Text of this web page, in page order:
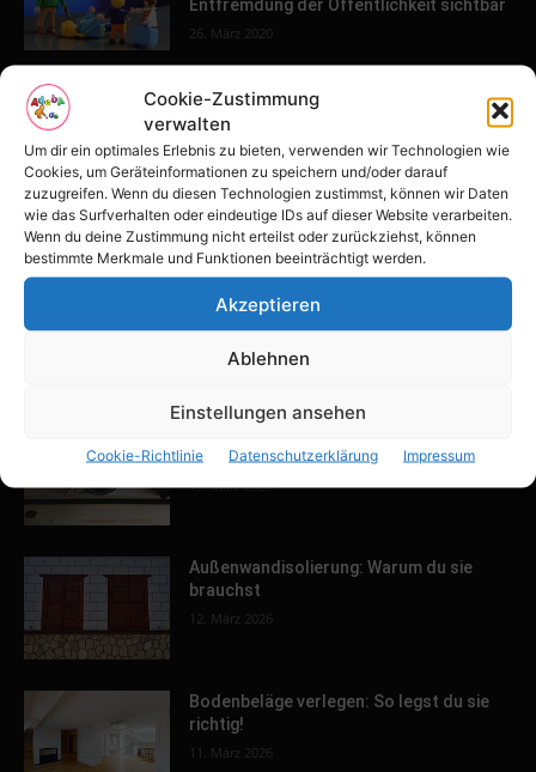
Cookie-Zustimmung
verwalten
Um dir ein optimales Erlebnis zu bieten, verwenden wir Technologien wie
Cookies, um Geräteinformationen zu speichern und/oder darauf
zuzugreifen. Wenn du diesen Technologien zustimmst, können wir Daten
wie das Surfverhalten oder eindeutige IDs auf dieser Website verarbeiten.
Wenn du deine Zustimmung nicht erteilst oder zurückziehst, können
bestimmte Merkmale und Funktionen beeinträchtigt werden.
Akzeptieren
Ablehnen
Einstellungen ansehen
Cookie-Richtlinie Datenschutzerklärung Impressum
Entfremdung der Öffentlichkeit sichtbar
26. März 2020
POPULAR POSTS
Tulpenfest läutet Frühling in Potsdam
ein
16. April 2026
Familien-Paradies an der Adria
31. März 2026
dein Zuhause
13. März 2026
Außenwandisolierung: Warum du sie
brauchst
12. März 2026
Bodenbeläge verlegen: So legst du sie
richtig!
11. März 2026